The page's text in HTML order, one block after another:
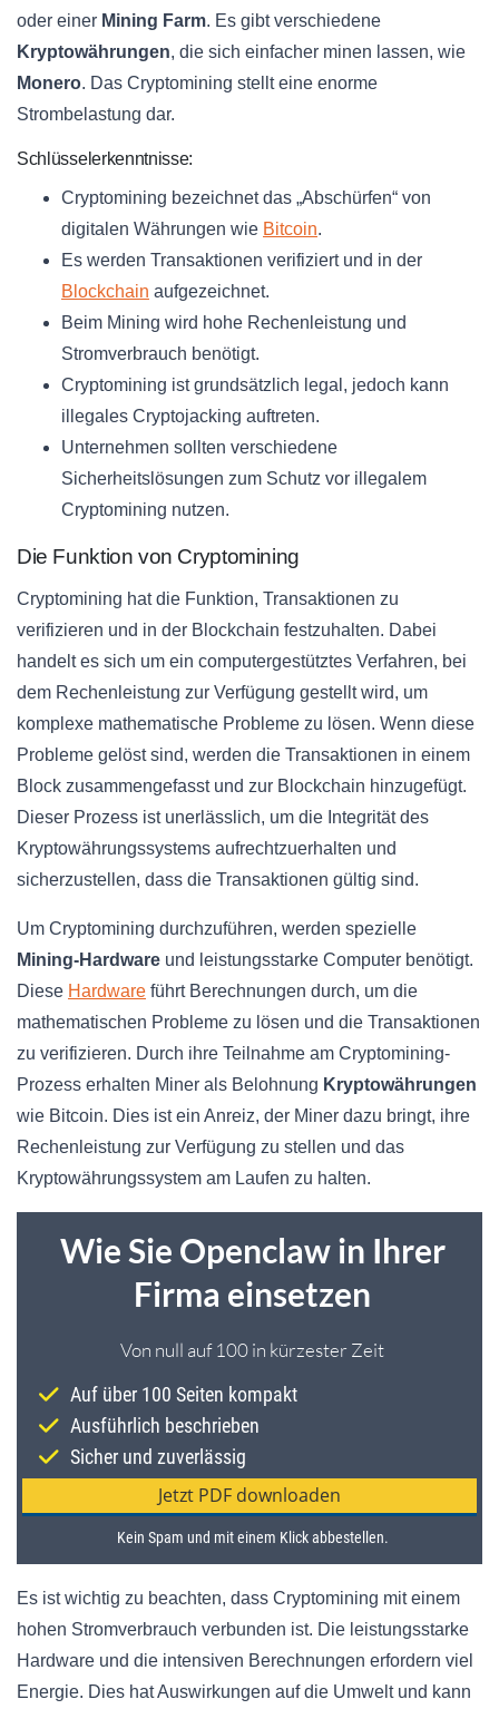
oder einer Mining Farm. Es gibt verschiedene
Kryptowährungen, die sich einfacher minen lassen, wie
Monero. Das Cryptomining stellt eine enorme
Strombelastung dar.
Schlüsselerkenntnisse:
Cryptomining bezeichnet das „Abschürfen“ von
digitalen Währungen wie Bitcoin.
Es werden Transaktionen verifiziert und in der
Blockchain aufgezeichnet.
Beim Mining wird hohe Rechenleistung und
Stromverbrauch benötigt.
Cryptomining ist grundsätzlich legal, jedoch kann
illegales Cryptojacking auftreten.
Unternehmen sollten verschiedene
Sicherheitslösungen zum Schutz vor illegalem
Cryptomining nutzen.
Die Funktion von Cryptomining
Cryptomining hat die Funktion, Transaktionen zu
verifizieren und in der Blockchain festzuhalten. Dabei
handelt es sich um ein computergestütztes Verfahren, bei
dem Rechenleistung zur Verfügung gestellt wird, um
komplexe mathematische Probleme zu lösen. Wenn diese
Probleme gelöst sind, werden die Transaktionen in einem
Block zusammengefasst und zur Blockchain hinzugefügt.
Dieser Prozess ist unerlässlich, um die Integrität des
Kryptowährungssystems aufrechtzuerhalten und
sicherzustellen, dass die Transaktionen gültig sind.
Um Cryptomining durchzuführen, werden spezielle
Mining-Hardware und leistungsstarke Computer benötigt.
Diese Hardware führt Berechnungen durch, um die
mathematischen Probleme zu lösen und die Transaktionen
zu verifizieren. Durch ihre Teilnahme am Cryptomining-
Prozess erhalten Miner als Belohnung Kryptowährungen
wie Bitcoin. Dies ist ein Anreiz, der Miner dazu bringt, ihre
Rechenleistung zur Verfügung zu stellen und das
Kryptowährungssystem am Laufen zu halten.
Es ist wichtig zu beachten, dass Cryptomining mit einem
hohen Stromverbrauch verbunden ist. Die leistungsstarke
Hardware und die intensiven Berechnungen erfordern viel
Energie. Dies hat Auswirkungen auf die Umwelt und kann